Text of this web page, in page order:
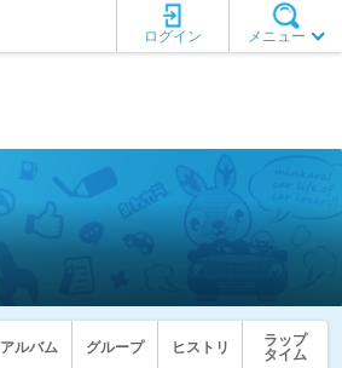
メニュー
ログイン
アルバム グループ ヒストリ
ラップ
タイム